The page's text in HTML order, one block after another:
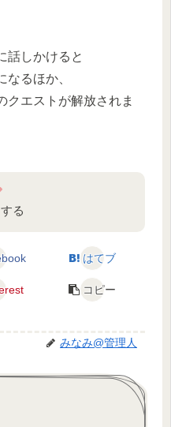
話しかけると
るほか、
クエストが解放されま
る
はてブ
コピー
みなみ@管理人